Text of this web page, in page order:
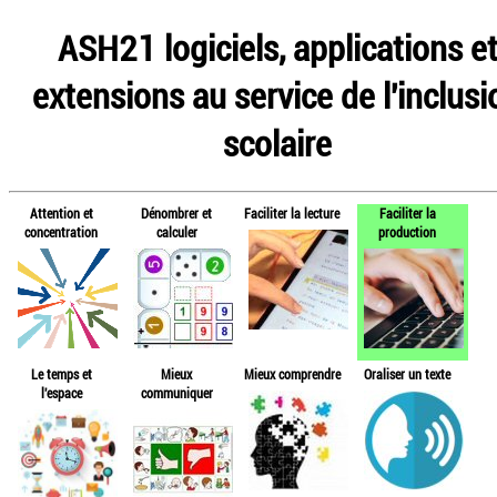
ASH21 logiciels, applications et
extensions au service de
scolaire
Attention et
concentration
Dénombrer et
calculer
Faciliter la lecture
Faciliter la
production
Le temps et
l'espace
Mieux
communiquer
Mieux comprendre Oraliser un texte